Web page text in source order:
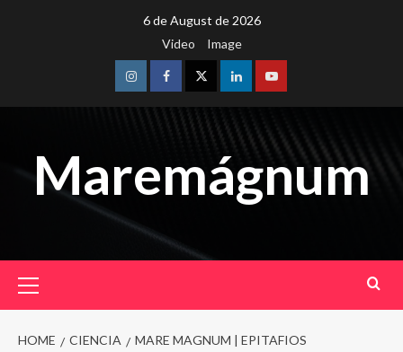
6 de August de 2026
Video
Image
InstagramFacebookTwitterLinkedinYoutube
Maremágnum
Menu
HOME CIENCIA
MARE MAGNUM | EPITAFIOS